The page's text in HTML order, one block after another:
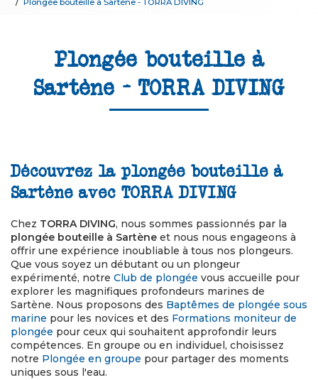
Plongée bouteille à
Sartène - TORRA DIVING
Découvrez la plongée bouteille à
Sartène avec TORRA DIVING
Chez TORRA DIVING, nous sommes passionnés par la
plongée bouteille à Sartène et nous nous engageons à
offrir une expérience inoubliable à tous nos plongeurs.
Que vous soyez un débutant ou un plongeur
expérimenté, notre Club de plongée vous accueille pour
explorer les magnifiques profondeurs marines de
Sartène. Nous proposons des Baptêmes de plongée sous
marine pour les novices et des Formations moniteur de
plongée pour ceux qui souhaitent approfondir leurs
compétences. En groupe ou en individuel, choisissez
notre Plongée en groupe pour partager des moments
uniques sous l'eau.